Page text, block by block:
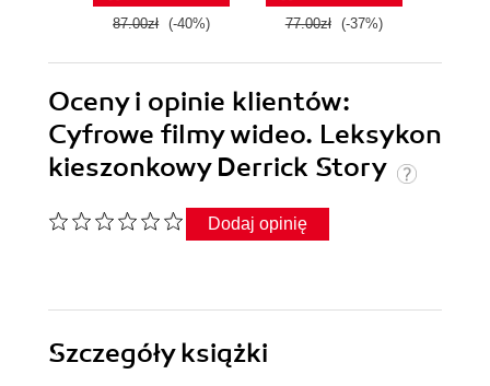
87.00zł (-40%) 77.00zł (-37%)
Oceny i opinie klientów:
Cyfrowe filmy wideo. Leksykon
kieszonkowy Derrick Story
Dodaj opinię
Szczegółyksiążki